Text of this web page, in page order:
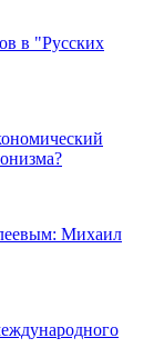
в "Русских
Михаил